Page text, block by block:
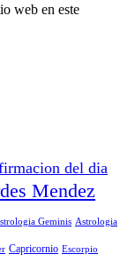
web en este
del dia
Mendez
Geminis Astrologia
Capricornio Escorpio